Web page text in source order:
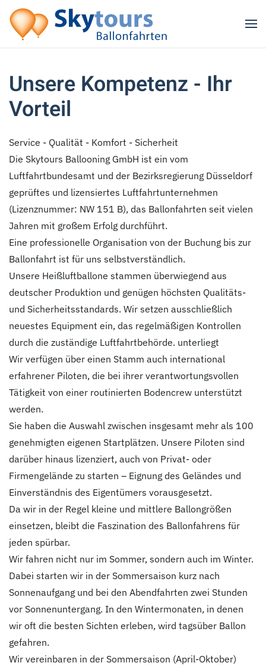
Zum Hauptinhalt springen
Unsere Kompetenz - Ihr
Vorteil
Service - Qualität - Komfort - Sicherheit
Die Skytours Ballooning GmbH ist ein vom
Luftfahrtbundesamt und der Bezirksregierung Düsseldorf
geprüftes und lizensiertes Luftfahrtunternehmen
(Lizenznummer: NW 151 B), das Ballonfahrten seit vielen
Jahren mit großem Erfolg durchführt.
Eine professionelle Organisation von der Buchung bis zur
Ballonfahrt ist für uns selbstverständlich.
Unsere Heißluftballone stammen überwiegend aus
deutscher Produktion und genügen höchsten Qualitäts-
und Sicherheitsstandards. Wir setzen ausschließlich
neuestes Equipment ein, das regelmäßigen Kontrollen
durch die zuständige Luftfahrtbehörde. unterliegt
Wir verfügen über einen Stamm auch international
erfahrener Piloten, die bei ihrer verantwortungsvollen
Tätigkeit von einer routinierten Bodencrew unterstützt
werden.
Sie haben die Auswahl zwischen insgesamt mehr als 100
genehmigten eigenen Startplätzen. Unsere Piloten sind
darüber hinaus lizenziert, auch von Privat- oder
Firmengelände zu starten – Eignung des Geländes und
Einverständnis des Eigentümers vorausgesetzt.
Da wir in der Regel kleine und mittlere Ballongrößen
einsetzen, bleibt die Faszination des Ballonfahrens für
jeden spürbar.
Wir fahren nicht nur im Sommer, sondern auch im Winter.
Dabei starten wir in der Sommersaison kurz nach
Sonnenaufgang und bei den Abendfahrten zwei Stunden
vor Sonnenuntergang. In den Wintermonaten, in denen
wir oft die besten Sichten erleben, wird tagsüber Ballon
gefahren.
Wir vereinbaren in der Sommersaison (April-Oktober)